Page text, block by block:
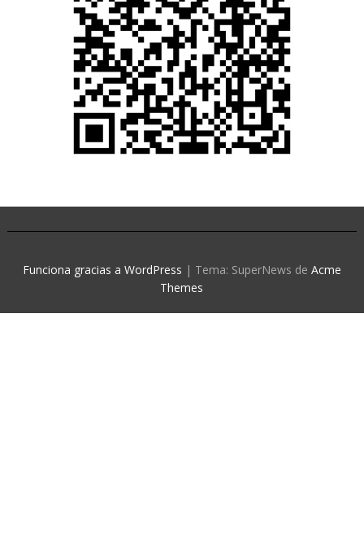
Funciona gracias a WordPress | Tema: SuperNews de Acme
Themes